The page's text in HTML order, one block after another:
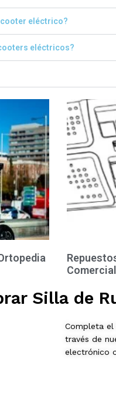
eléctrico?
eléctricos?
Silla de
Completa
través de
electrónico